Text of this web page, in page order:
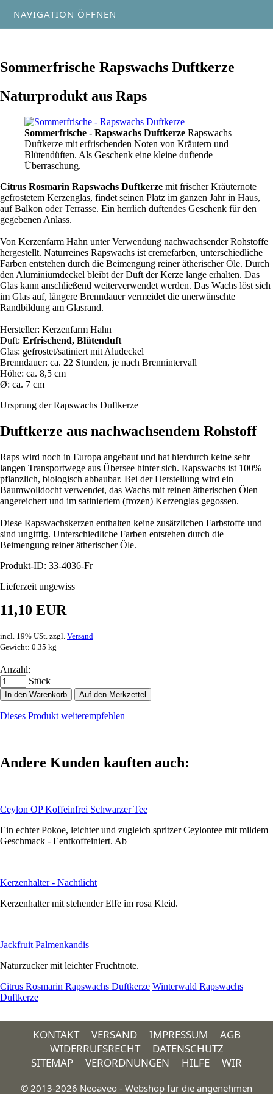
NAVIGATION ÖFFNEN
Sommerfrische Rapswachs Duftkerze
Naturprodukt aus Raps
Sommerfrische - Rapswachs Duftkerze Rapswachs
Duftkerze mit erfrischenden Noten von Kräutern und
Blütendüften. Als Geschenk eine kleine duftende
Überraschung.
Citrus Rosmarin Rapswachs Duftkerze mit frischer Kräuternote
gefrostetem Kerzenglas, findet seinen Platz im ganzen Jahr in Haus,
auf Balkon oder Terrasse. Ein herrlich duftendes Geschenk für den
gegebenen Anlass.
Von Kerzenfarm Hahn unter Verwendung nachwachsender Rohstoffe
hergestellt. Naturreines Rapswachs ist cremefarben, unterschiedliche
Farben entstehen durch die Beimengung reiner ätherischer Öle. Durch
den Aluminiumdeckel bleibt der Duft der Kerze lange erhalten. Das
Glas kann anschließend weiterverwendet werden. Das Wachs löst sich
im Glas auf, längere Brenndauer vermeidet die unerwünschte
Randbildung am Glasrand.
Hersteller: Kerzenfarm Hahn
Duft: Erfrischend, Blütenduft
Glas: gefrostet/satiniert mit Aludeckel
Brenndauer: ca. 22 Stunden, je nach Brennintervall
Höhe: ca. 8,5 cm
Ø: ca. 7 cm
Ursprung der Rapswachs Duftkerze
Duftkerze aus nachwachsendem Rohstoff
Raps wird noch in Europa angebaut und hat hierdurch keine sehr
langen Transportwege aus Übersee hinter sich. Rapswachs ist 100%
pflanzlich, biologisch abbaubar. Bei der Herstellung wird ein
Baumwolldocht verwendet, das Wachs mit reinen ätherischen Ölen
angereichert und im satiniertem (frozen) Kerzenglas gegossen.
Diese Rapswachskerzen enthalten keine zusätzlichen Farbstoffe und
sind ungiftig. Unterschiedliche Farben entstehen durch die
Beimengung reiner ätherischer Öle.
Produkt-ID: 33-4036-Fr
Lieferzeit ungewiss
11,10 EUR
incl. 19% USt. zzgl. Versand
Gewicht: 0.35 kg
Anzahl:
Stück
In den Warenkorb Auf den Merkzettel
Dieses Produkt weiterempfehlen
Andere Kunden kauften auch:
Ceylon OP Koffeinfrei Schwarzer Tee
Ein echter Pokoe, leichter und zugleich spritzer Ceylontee mit mildem
Geschmack - Eentkoffeiniert. Ab
Kerzenhalter - Nachtlicht
Kerzenhalter mit stehender Elfe im rosa Kleid.
Jackfruit Palmenkandis
Naturzucker mit leichter Fruchtnote.
Citrus Rosmarin Rapswachs Duftkerze Winterwald Rapswachs
Duftkerze
KONTAKT VERSAND IMPRESSUM
AGB
WIDERRUFSRECHT
DATENSCHUTZ
SITEMAP
VERORDNUNGEN HILFE WIR
© 2013-2026 Neoaveo - Webshop für die angenehmen